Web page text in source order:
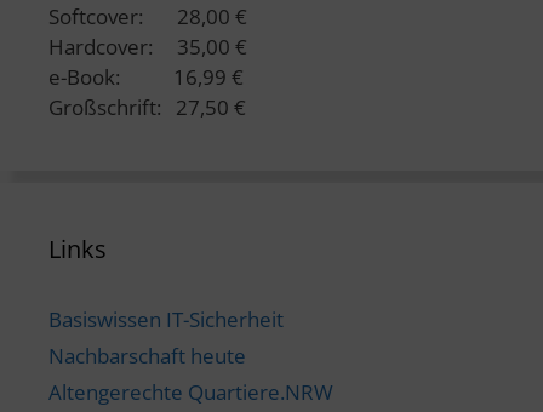
Softcover: 28,00 €
Hardcover: 35,00 €
e-Book: 16,99 €
Großschrift: 27,50 €
Links
Basiswissen IT-Sicherheit
Nachbarschaft heute
Altengerechte Quartiere.NRW